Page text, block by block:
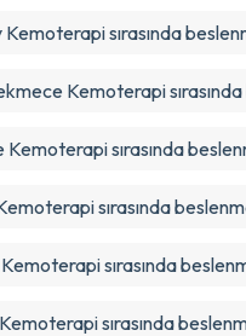
Kemoterapi sırasında
Kemoterapi
Kemoterapi sırasında
sırasında
Kemoterapi sırasında
Kemoterapi sırasında